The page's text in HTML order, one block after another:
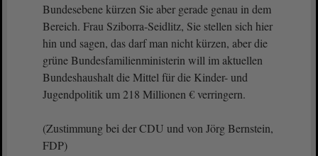
Bundesebene kürzen Sie aber gerade genau in dem
Bereich. Frau Sziborra-Seidlitz, Sie stellen sich hier
hin und sagen, das darf man nicht kürzen, aber die
grüne Bundesfamilienministerin will im aktuellen
Bundeshaushalt die Mittel für die Kinder- und
Jugendpolitik um 218 Millionen € verringern.
(Zustimmung bei der CDU und von Jörg Bernstein,
FDP)